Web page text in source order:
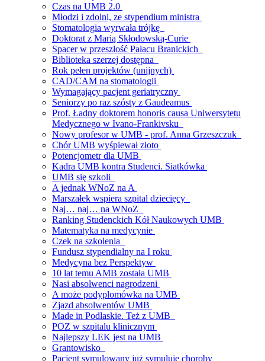
Czas na UMB 2.0
Młodzi i zdolni, ze stypendium ministra
Stomatologia wyrwała trójkę
Doktorat z Marią Skłodowską-Curie
Spacer w przeszłość Pałacu Branickich
Biblioteka szerzej dostępna
Rok pełen projektów (unijnych)
CAD/CAM na stomatologii
Wymagający pacjent geriatryczny
Seniorzy po raz szósty z Gaudeamus
Prof. Ładny doktorem honoris causa Uniwersytetu
Medycznego w Ivano-Frankivsku
Nowy profesor w UMB - prof. Anna Grzeszczuk
Chór UMB wyśpiewał złoto
Potencjometr dla UMB
Kadra UMB kontra Studenci. Siatkówka
UMB się szkoli
A jednak WNoZ na A
Marszałek wspiera szpital dziecięcy
Naj… naj… na WNoZ
Ranking Studenckich Kół Naukowych UMB
Matematyka na medycynie
Czek na szkolenia
Fundusz stypendialny na I roku
Medycyna bez Perspektyw
10 lat temu AMB została UMB
Nasi absolwenci nagrodzeni
A może podyplomówka na UMB
Zjazd absolwentów UMB
Made in Podlaskie. Też z UMB
POZ w szpitalu klinicznym
Najlepszy LEK jest na UMB
Grantowisko
Pacjent symulowany już symuluje choroby